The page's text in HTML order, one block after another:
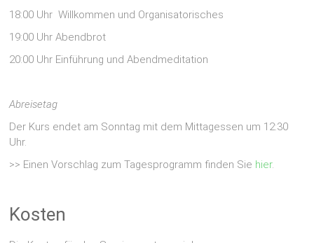
18:00 Uhr Willkommen und Organisatorisches
19:00 Uhr Abendbrot
20:00 Uhr Einführung und Abendmeditation
Abreisetag
Der Kurs endet am Sonntag mit dem Mittagessen um 12:30
Uhr.
>> Einen Vorschlag zum Tagesprogramm finden Sie hier.
Kosten